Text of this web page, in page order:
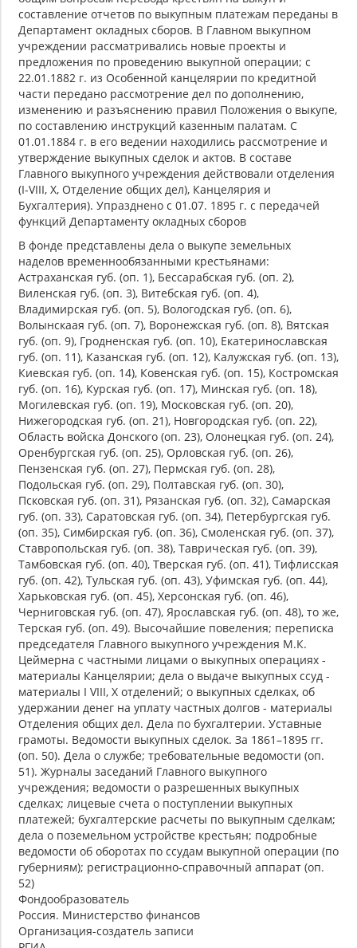
составление отчетов по выкупным платежам переданы в
Департамент окладных сборов. В Главном выкупном
учреждении рассматривались новые проекты и
предложения по проведению выкупной операции; с
22.01.1882 г. из Особенной канцелярии по кредитной
части передано рассмотрение дел по дополнению,
изменению и разъяснению правил Положения о выкупе,
по составлению инструкций казенным палатам. С
01.01.1884 г. в его ведении находились рассмотрение и
утверждение выкупных сделок и актов. В составе
Главного выкупного учреждения действовали отделения
(I-VIII, Х, Отделение общих дел), Канцелярия и
Бухгалтерия). Упразднено с 01.07. 1895 г. с передачей
функций Департаменту окладных сборов
В фонде представлены дела о выкупе земельных
наделов временнообязанными крестьянами:
Астраханская губ. (оп. 1), Бессарабская губ. (оп. 2),
Виленская губ. (оп. 3), Витебская губ. (оп. 4),
Владимирская губ. (оп. 5), Вологодская губ. (оп. 6),
Волынскаая губ. (оп. 7), Воронежская губ. (оп. 8), Вятская
губ. (оп. 9), Гродненская губ. (оп. 10), Екатеринославская
губ. (оп. 11), Казанская губ. (оп. 12), Калужская губ. (оп. 13),
Киевская губ. (оп. 14), Ковенская губ. (оп. 15), Костромская
губ. (оп. 16), Курская губ. (оп. 17), Минская губ. (оп. 18),
Могилевская губ. (оп. 19), Московская губ. (оп. 20),
Нижегородская губ. (оп. 21), Новгородская губ. (оп. 22),
Область войска Донского (оп. 23), Олонецкая губ. (оп. 24),
Оренбургская губ. (оп. 25), Орловская губ. (оп. 26),
Пензенская губ. (оп. 27), Пермская губ. (оп. 28),
Подольская губ. (оп. 29), Полтавская губ. (оп. 30),
Псковская губ. (оп. 31), Рязанская губ. (оп. 32), Самарская
губ. (оп. 33), Саратовская губ. (оп. 34), Петербургская губ.
(оп. 35), Симбирская губ. (оп. 36), Смоленская губ. (оп. 37),
Ставропольская губ. (оп. 38), Таврическая губ. (оп. 39),
Тамбовская губ. (оп. 40), Тверская губ. (оп. 41), Тифлисская
губ. (оп. 42), Тульская губ. (оп. 43), Уфимская губ. (оп. 44),
Харьковская губ. (оп. 45), Херсонская губ. (оп. 46),
Черниговская губ. (оп. 47), Ярославская губ. (оп. 48), то же,
Терская губ. (оп. 49). Высочайшие повеления; переписка
председателя Главного выкупного учреждения М.К.
Цеймерна с частными лицами о выкупных операциях -
материалы Канцелярии; дела о выдаче выкупных ссуд -
материалы I VIII, X отделений; о выкупных сделках, об
удержании денег на уплату частных долгов - материалы
Отделения общих дел. Дела по бухгалтерии. Уставные
грамоты. Ведомости выкупных сделок. За 1861–1895 гг.
(оп. 50). Дела о службе; требовательные ведомости (оп.
51). Журналы заседаний Главного выкупного
учреждения; ведомости о разрешенных выкупных
сделках; лицевые счета о поступлении выкупных
платежей; бухгалтерские расчеты по выкупным сделкам;
дела о поземельном устройстве крестьян; подробные
ведомости об оборотах по ссудам выкупной операции (по
губерниям); регистрационно-справочный аппарат (оп.
52)
Фондообразователь
Россия. Министерство финансов
Организация-создатель записи